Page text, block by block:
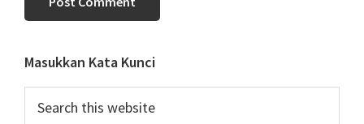
Primary
Sidebar
Masukkan Kata Kunci
this